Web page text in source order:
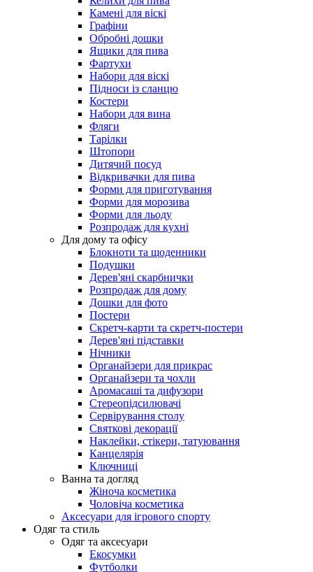
Камені для віскі
Графіни
Обробні дошки
Ящики для пива
Фартухи
Набори для віскі
Підноси із сланцю
Костери
Набори для вина
Фляги
Тарілки
Штопори
Дитячий посуд
Відкривачки для пива
Форми для приготування
Форми для морозива
Форми для льоду
Розпродаж для кухні
Для дому та офісу
Блокноти та щоденники
Подушки
Дерев'яні скарбнички
Розпродаж для дому
Дошки для фото
Постери
Скретч-карти та скретч-постери
Дерев'яні підставки
Нічники
Органайзери для прикрас
Органайзери та чохли
Аромасаші та дифузори
Стереопідсилювачі
Сервірування столу
Святкові декорації
Наклейки, стікери, татуювання
Канцелярія
Ключниці
Ванна та догляд
Жіноча косметика
Чоловіча косметика
Аксесуари для ігрового спорту
Одяг та стиль
Одяг та аксесуари
Екосумки
Футболки